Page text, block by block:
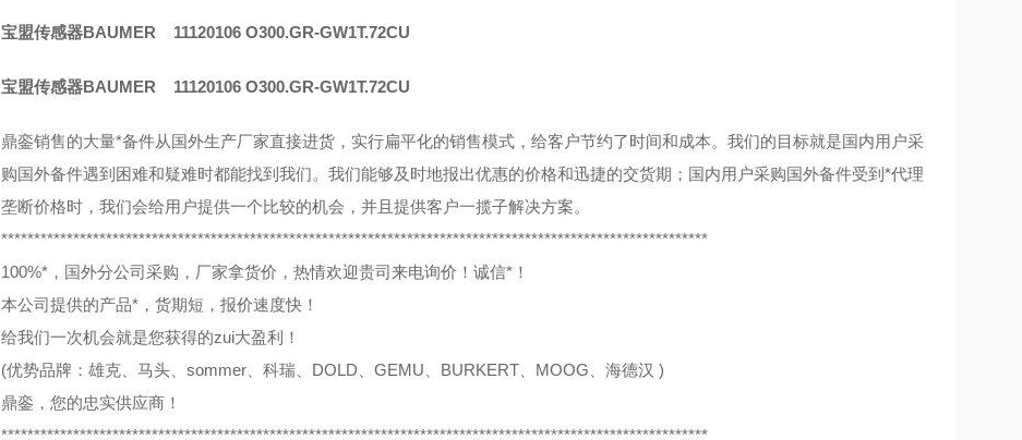
宝盟传感器BAUMER 11120106 O300.GR-GW1T.72CU
宝盟传感器BAUMER 11120106 O300.GR-GW1T.72CU
鼎銮销售的大量*备件从国外生产厂家直接进货，实行扁平化的销售模式，给客户节约了时间和成本。我们的目标就是国内用户采
购国外备件遇到困难和疑难时都能找到我们。我们能够及时地报出优惠的价格和迅捷的交货期；国内用户采购国外备件受到*代理
垄断价格时，我们会给用户提供一个比较的机会，并且提供客户一揽子解决方案。
************************************************************************************************************
100%*，国外分公司采购，厂家拿货价，热情欢迎贵司来电询价！诚信*！
本公司提供的产品*，货期短，报价速度快！
给我们一次机会就是您获得的zui大盈利！
(优势品牌：雄克、马头、sommer、科瑞、DOLD、GEMU、BURKERT、MOOG、海德汉 )
鼎銮，您的忠实供应商！
************************************************************************************************************